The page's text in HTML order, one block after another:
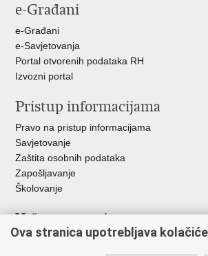
e-Građani
e-Građani
e-Savjetovanja
Portal otvorenih podataka RH
Izvozni portal
Pristup informacijama
Pravo na pristup informacijama
Savjetovanje
Zaštita osobnih podataka
Zapošljavanje
Školovanje
Važne poveznice
Ministarstvo unutarnjih poslova
Ova stranica upotrebljava kolačiće